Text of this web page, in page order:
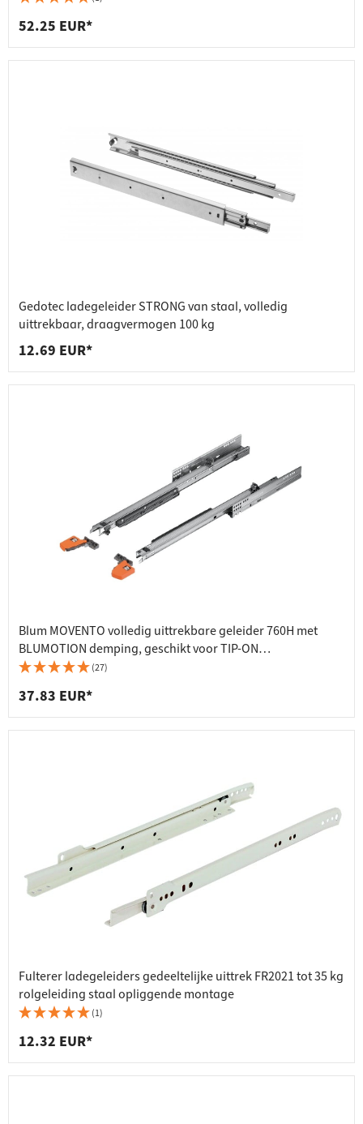
52.25 EUR*
Gedotec ladegeleider STRONG van staal, volledig
uittrekbaar, draagvermogen 100 kg
12.69 EUR*
Blum MOVENTO volledig uittrekbare geleider 760H met
BLUMOTION demping, geschikt voor TIP-ON
uittreksysteem, 40 kg
(27)
37.83 EUR*
Fulterer ladegeleiders gedeeltelijke uittrek FR2021 tot 35 kg
rolgeleiding staal opliggende montage
(1)
12.32 EUR*